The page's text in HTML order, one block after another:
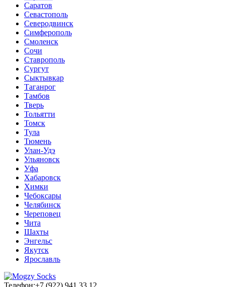
Саратов
Севастополь
Северодвинск
Симферополь
Смоленск
Сочи
Ставрополь
Сургут
Сыктывкар
Таганрог
Тамбов
Тверь
Тольятти
Томск
Тула
Тюмень
Улан-Удэ
Ульяновск
Уфа
Хабаровск
Химки
Чебоксары
Челябинск
Череповец
Чита
Шахты
Энгельс
Якутск
Ярославль